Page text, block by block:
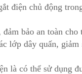
điện chủ động
bảo an toàn
lớp dây quấn, giảm
là có thể sử dụng